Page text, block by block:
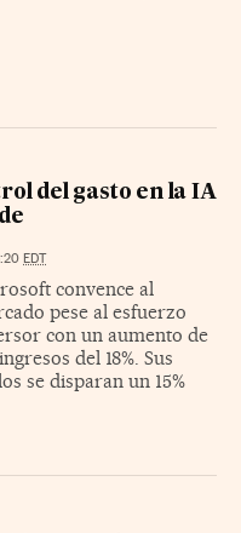
del gasto en la IA
EDT
convence al
pese al esfuerzo
con un aumento de
del 18%. Sus
se disparan un 15%